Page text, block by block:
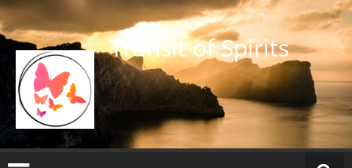
Zum
Inhalt
springen
Transit of Spirits